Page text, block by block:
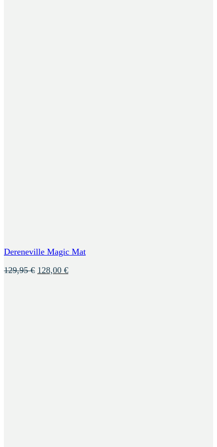
Dereneville Magic Mat
129,95€ Ursprünglicher
128,00 €Aktueller